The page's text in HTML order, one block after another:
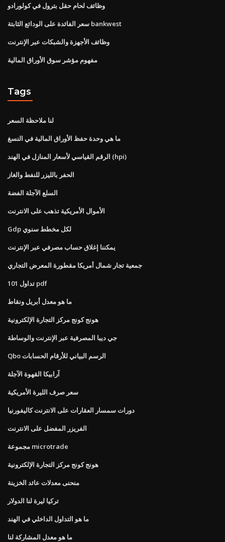
وظائف لحام حقل بترول في كولورادو
سعر الفائدة على الودائع الثابتة bankwest
وظائف الأجهزة والشبكات عبر الإنترنت
مفهوم مؤشر سوق الأوراق المالية
Tags
لنا ملاحظة السعر
ما هي وحدة حفظ الأوراق المالية في النسغ
الرقم القياسي لأسعار المنازل في الهند (hpi)
الحفر بالليزر للنفط والغاز
السلع الآجلة الفضة
الأموال الأمريكية تذهب على الانترنت
Gdp لكل مخطط سنوي
يمكننا إغلاق حساب مصرفي عبر الإنترنت
جمعية تجار شمال أمريكا مقطورة المعرض التجاري
تداول 101 pdf
ما هو معدل أبريل ونقاط
هونج كونج مركز التجارة الإلكترونية
جي ديبا المصرفية عبر الإنترنت والوساطة
Qbo الرسم البياني للأرقام الحسابات
آرابيكا القهوة الآجلة
سعر صرف الليرة الأمريكية
دورات سمسار العقارات على الانترنت كاليفورنيا
الفريزر المفضل على الانترنت
مجموعة microtrade
هونج كونج مركز التجارة الإلكترونية
منحنى معدلات عائد الخزينة
تركيا ليرة لنا الدولار
ما هو التداول الداخلي في الهند
ما هو معدل المشاركة لنا